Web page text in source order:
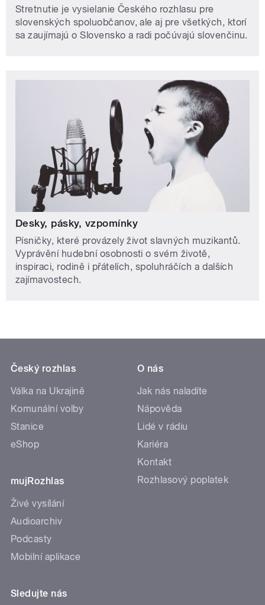
Stretnutie je vysielanie Českého rozhlasu pre
slovenských spoluobčanov, ale aj pre všetkých, ktorí
sa zaujímajú o Slovensko a radi počúvajú slovenčinu.
Desky, pásky, vzpomínky
Písničky, které provázely život slavných muzikantů.
Vyprávění hudební osobnosti o svém životě,
inspiraci, rodině i přátelích, spoluhráčích a dalších
zajímavostech.
Český rozhlas
Válka na Ukrajině
Komunální volby
Stanice
eShop
mujRozhlas
Živé vysílání
Audioarchiv
Podcasty
Mobilní aplikace
O nás
Jak nás naladíte
Nápověda
Lidé v rádiu
Kariéra
Kontakt
Rozhlasový poplatek
Sledujte nás